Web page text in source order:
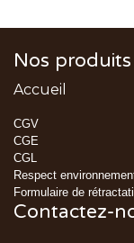
Nos produits
Accueil
CGV
CGE
CGL
Respect
Formulaire de
Contactez-